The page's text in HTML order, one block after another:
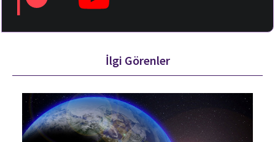
İlgi Görenler